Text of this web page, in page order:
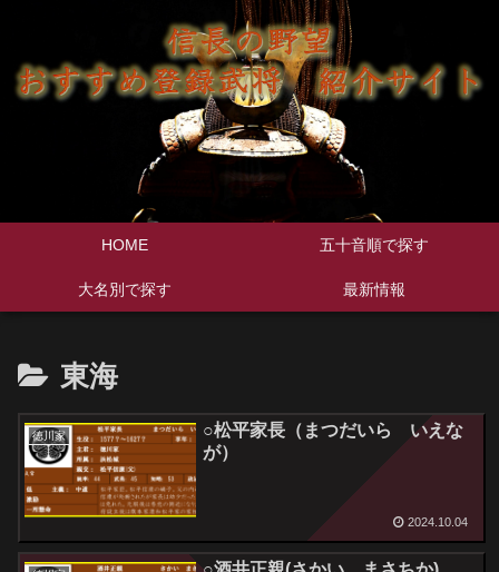
HOME 五十音順で探す
大名別で探す 最新情報
東海
徳川家
○松平家長（まつだいら いえな
が）
2024.10.04